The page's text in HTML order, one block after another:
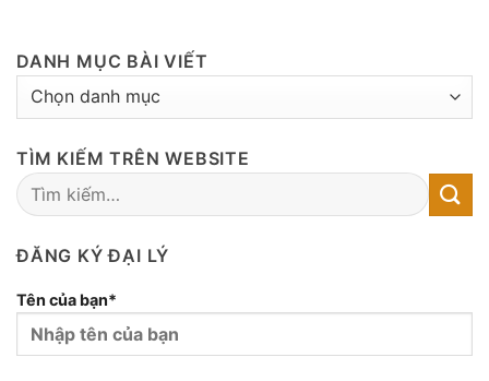
DANH MỤC BÀI VIẾT
DANH
VIẾT
TÌM KIẾM TRÊN WEBSITE
ĐĂNG KÝ ĐẠI LÝ
Tên của bạn*